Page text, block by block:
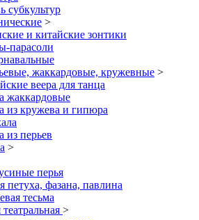
субкультур
>
и китайские зонтики
парасоли
жаккардовые, кружевные >
веера для танца
жаккардовые
из кружева и гипюра
из перьев
>
перья
петуха, фазана, павлина
тесьма
>